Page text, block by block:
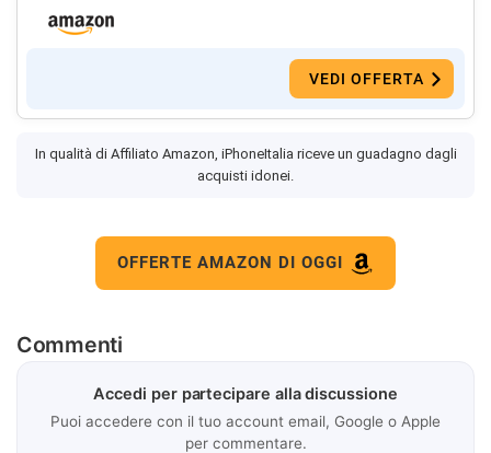
VEDI OFFERTA
In qualità di Affiliato Amazon, iPhoneItalia riceve un guadagno dagli
acquisti idonei.
OFFERTE AMAZON DI OGGI
Commenti
Accedi per partecipare alla discussione
Puoi accedere con il tuo account email, Google o Apple
per commentare.